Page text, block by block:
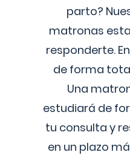
parto?
matronas
responderte.
de forma
Una
estudiará de
tu consulta y
en un plazo